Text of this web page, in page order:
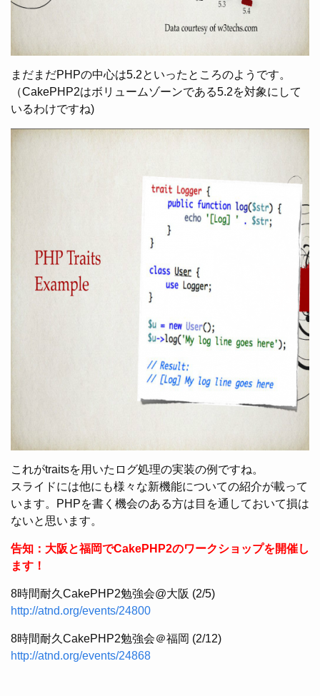
まだまだPHPの中心は5.2といったところのようです。
（CakePHP2はボリュームゾーンである5.2を対象にして
いるわけですね)
これがtraitsを用いたログ処理の実装の例ですね。
スライドには他にも様々な新機能についての紹介が載って
います。PHPを書く機会のある方は目を通しておいて損は
ないと思います。
告知：大阪と福岡でCakePHP2のワークショップを開催し
ます！
8時間耐久CakePHP2勉強会@大阪 (2/5)
http://atnd.org/events/24800
8時間耐久CakePHP2勉強会＠福岡 (2/12)
http://atnd.org/events/24868